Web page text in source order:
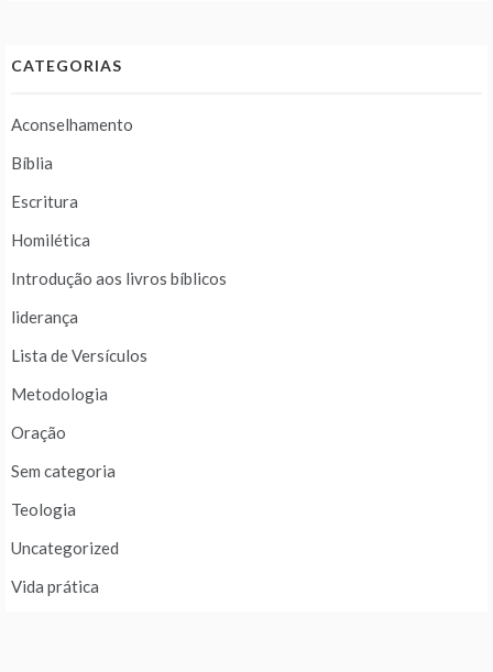
CATEGORIAS
Aconselhamento
Bíblia
Escritura
Homilética
Introdução aos livros bíblicos
liderança
Lista de Versículos
Metodologia
Oração
Sem categoria
Teologia
Uncategorized
Vida prática